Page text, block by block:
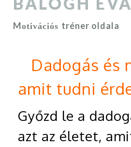
Motivációs tréner oldala
Dadogás és
amit tudni
Győzd le a
azt az életet,